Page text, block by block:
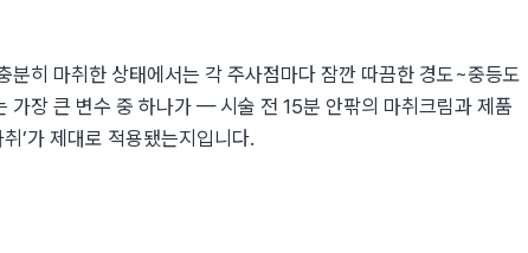
분히 마취한 상태에서는 각 주사점마다 잠깐 따끔한 경도~중등도
가장 큰 변수 중 하나가 — 시술 전 15분 안팎의 마취크림과 제품
’가 제대로 적용됐는지입니다.